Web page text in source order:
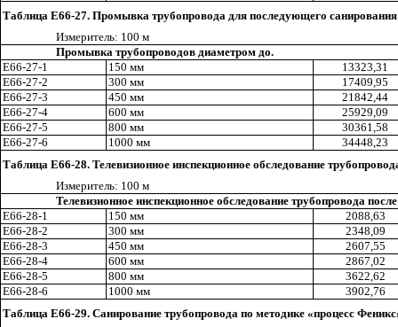
Таблица Е66-27. Промывка трубопровода для последующего
Измеритель: 100 м
Промывка трубопроводов диаметром до.
Е66-27-1
150 мм 13323,31
Е66-27-2
300 мм
17409,95
Е66-27-3
450 мм
21842,44
Е66-27-4
600 мм 25929,09
Е66-27-5
800 мм
30361,58
Е66-27-6
1000 мм
34448,23
Таблица Е66-28. Телевизионное инспекционное обследование
Измеритель: 100 м
Телевизионное инспекционное обследование трубопровода
Е66-28-1
150 мм 2088,63
Е66-28-2
300 мм
2348,09
Е66-28-3
450 мм
2607,55
Е66-28-4
600 мм 2867,02
Е66-28-5
800 мм
3622,62
Е66-28-6
1000 мм
3902,76
Таблица Е66-29. Санирование трубопровода по методике «процесс Феникс